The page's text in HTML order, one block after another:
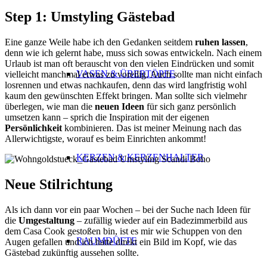
VASEN & ÜBERTÖPFE
KERZEN & KERZENHALTER
RAUMDÜFTE
Step 1: Umstyling Gästebad
Eine ganze Weile habe ich den Gedanken seitdem ruhen lassen,
denn wie ich gelernt habe, muss sich sowas entwickeln. Nach einem
Urlaub ist man oft berauscht von den vielen Eindrücken und somit
vielleicht manchmal etwas zu voreilig. Auch sollte man nicht einfach
losrennen und etwas nachkaufen, denn das wird langfristig wohl
kaum den gewünschten Effekt bringen. Man sollte sich vielmehr
überlegen, wie man die neuen Ideen für sich ganz persönlich
umsetzen kann – sprich die Inspiration mit der eigenen
Persönlichkeit kombinieren. Das ist meiner Meinung nach das
Allerwichtigste, worauf es beim Einrichten ankommt!
Neue Stilrichtung
Als ich dann vor ein paar Wochen – bei der Suche nach Ideen für
die Umgestaltung – zufällig wieder auf ein Badezimmerbild aus
dem Casa Cook gestoßen bin, ist es mir wie Schuppen von den
Augen gefallen und ich hatte direkt ein Bild im Kopf, wie das
Gästebad zukünftig aussehen sollte.